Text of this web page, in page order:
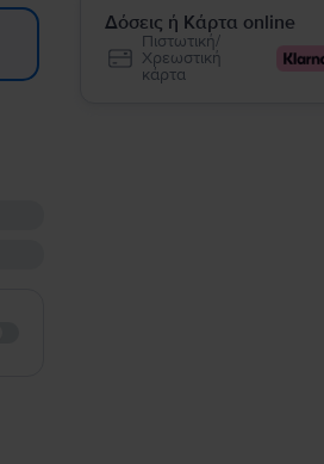
Δόσεις ή Κάρτα online
Πιστωτική/
Χρεωστική
κάρτα